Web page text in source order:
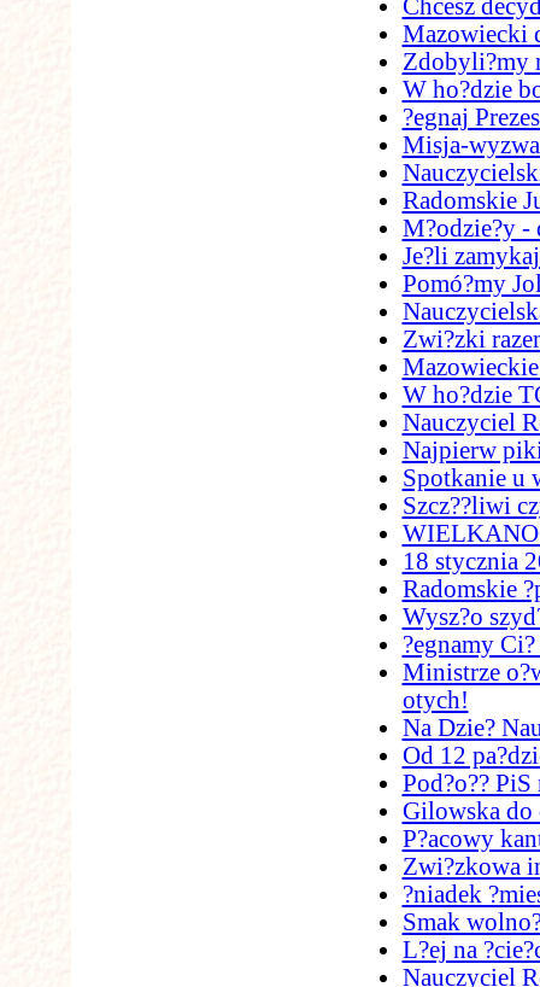
Chcesz
Mazowiecki
Zdobyli?my
W ho?dzie
?egnaj
Misja-
Radomskie
M?odzie?y -
Je?li
Pomó?my
Zwi?zki
W ho?dzie
Nauczyciel
Najpierw
Spotkanie u
Szcz??liwi
18 stycznia
Radomskie
Wysz?o
?egnamy
Ministrze
otych!
Na Dzie?
Od 12
Pod?o??
Gilowska
P?acowy
Zwi?zkowa
?niadek
Smak
L?ej na
Nauczyciel